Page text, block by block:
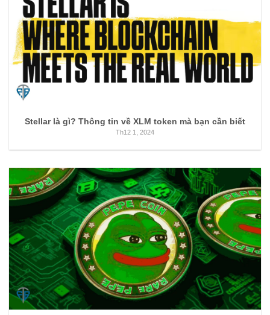
Stellar là gì? Thông tin về XLM token mà bạn cần biết
Th12 1, 2024